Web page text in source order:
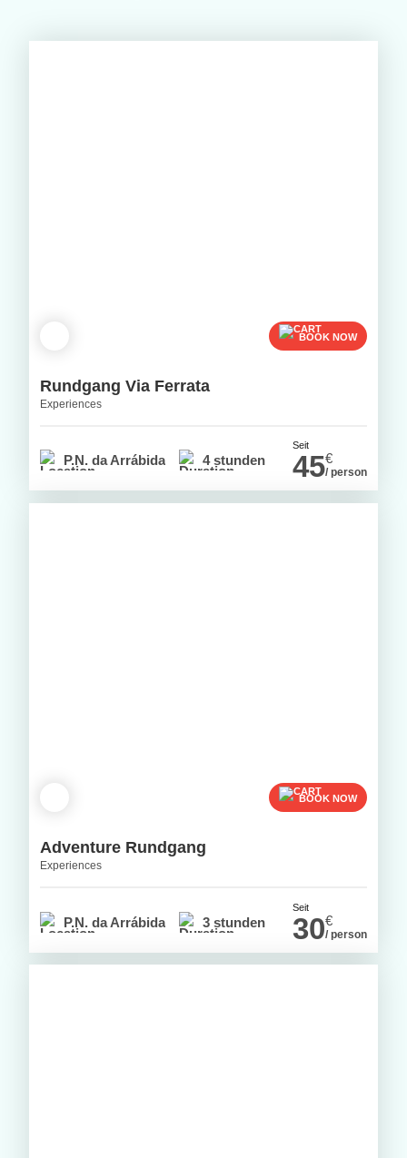
BOOK NOW
Rundgang Via Ferrata
Experiences
P.N. da Arrábida 4 stunden
Seit
45€
/ person
BOOK NOW
Adventure Rundgang
Experiences
P.N. da Arrábida 3 stunden
Seit
30€
/ person